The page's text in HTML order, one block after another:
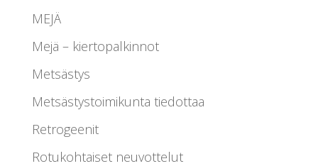
MEJÄ
Mejä – kiertopalkinnot
Metsästys
Metsästystoimikunta tiedottaa
Retrogeenit
Rotukohtaiset neuvottelut